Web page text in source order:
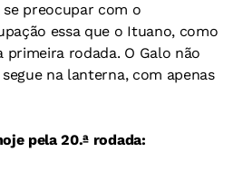
preocupar com o
essa que o Ituano, como
primeira rodada. O Galo não
na lanterna, com apenas
pela 20.ª rodada: